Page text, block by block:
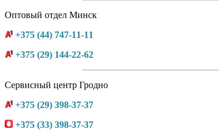
Оптовый отдел Минск
+375 (44) 747-11-11
+375 (29) 144-22-62
Сервисный центр Гродно
+375 (29) 398-37-37
+375 (33) 398-37-37